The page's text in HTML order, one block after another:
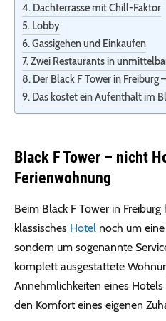
Dachterrasse mit Chill-Faktor
Lobby
Gassigehen und Einkaufen
Zwei Restaurants in
Der Black F Tower in Freiburg
Das kostet ein Aufenthalt im
Black F Tower – nicht
Ferienwohnung
Beim Black F Tower in
klassisches Hotel noch um
sondern um sogenannte
komplett ausgestattete
Annehmlichkeiten eines
den Komfort eines eigenen